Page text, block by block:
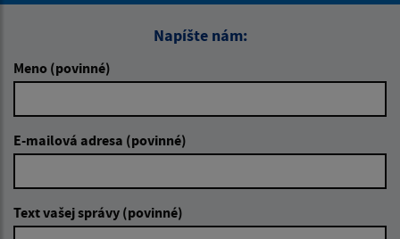
Napíšte nám:
Meno (povinné)
E-mailová adresa (povinné)
Text vašej správy (povinné)